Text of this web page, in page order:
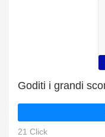
21 Click